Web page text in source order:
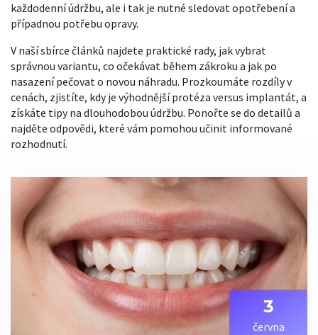
každodenní údržbu, ale i tak je nutné sledovat opotřebení a
případnou potřebu opravy.
V naší sbírce článků najdete praktické rady, jak vybrat
správnou variantu, co očekávat během zákroku a jak po
nasazení pečovat o novou náhradu. Prozkoumáte rozdíly v
cenách, zjistíte, kdy je výhodnější protéza versus implantát, a
získáte tipy na dlouhodobou údržbu. Ponořte se do detailů a
najděte odpovědi, které vám pomohou učinit informované
rozhodnutí.
3
června